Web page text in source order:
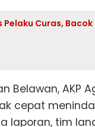
Curas,
Belawan, AKP
cepat
laporan, tim